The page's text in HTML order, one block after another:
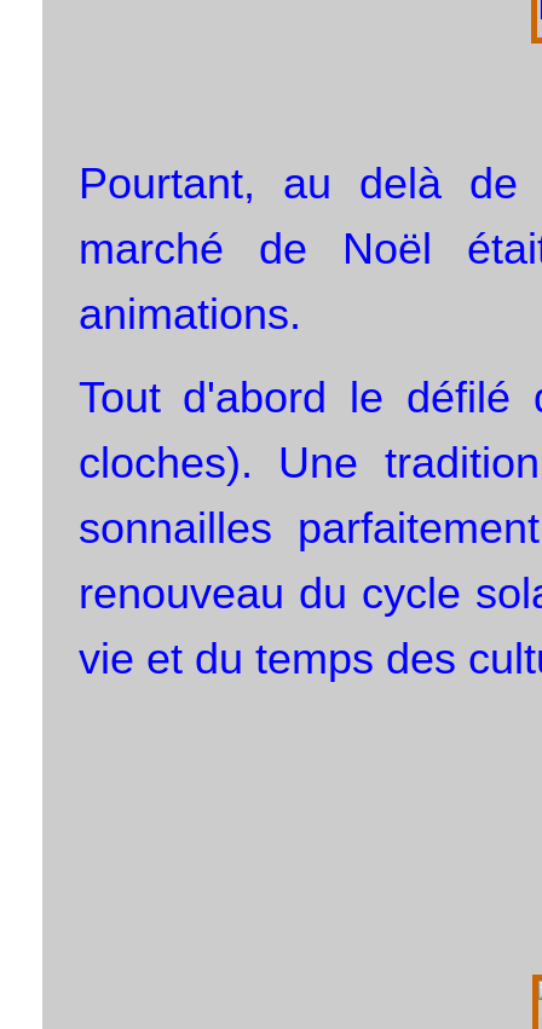
Pourtant, au delà de
marché de Noël
animations.
Tout d'abord le
cloches). Une
sonnailles
renouveau du cycle
vie et du temps des